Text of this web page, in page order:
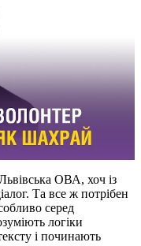
ОВА, хоч із
Та все ж потрібен
серед
логіки
і починають